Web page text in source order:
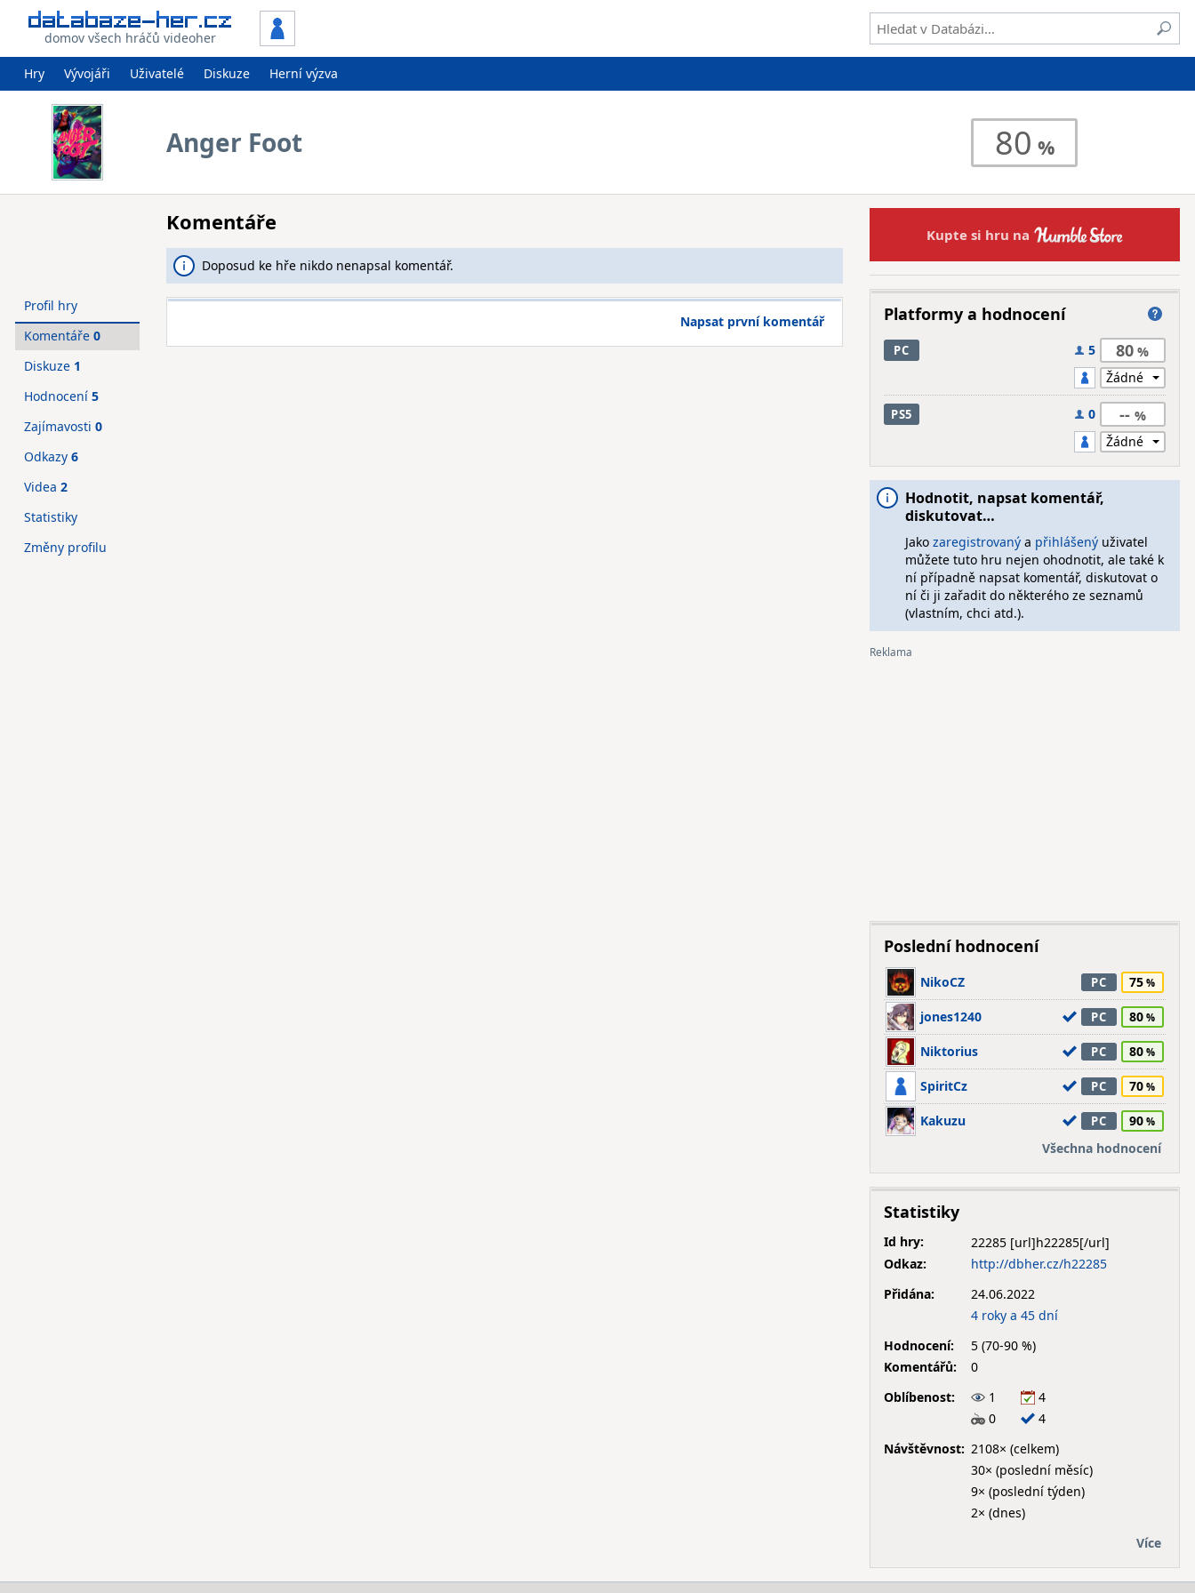
domov všech hráčů videoher
Hry Vývojáři Uživatelé Diskuze Herní výzva
Anger Foot 80
Komentáře
Doposud ke hře nikdo nenapsal komentář.
Napsat první komentář
Profil hry
Komentáře 0
Diskuze 1
Hodnocení 5
Zajímavosti 0
Odkazy 6
Videa 2
Statistiky
Změny profilu
Kupte si hru na
Platformy a hodnocení
PC 5 80
PS5 0 --
Hodnotit, napsat komentář,
diskutovat…
Jako zaregistrovanýa přihlášenýuživatel
můžete tuto hru nejen ohodnotit, ale také k
ní případně napsat komentář, diskutovat o
ní či ji zařadit do některého ze seznamů
(vlastním, chci atd.).
Poslední hodnocení
NikoCZ PC 75
jones1240 PC 80
Niktorius PC 80
SpiritCz PC 70
Kakuzu PC
90
Všechna hodnocení
Statistiky
Id hry:
22285
Odkaz:
http://dbher.cz/h22285
Přidána:
24.06.2022
4 roky a 45 dní
Hodnocení:
5 (70-90 %)
Komentářů:
0
Oblíbenost:
1
4
0
4
Návštěvnost: 2108× (celkem)
30× (poslední měsíc)
9× (poslední týden)
2× (dnes)
Více